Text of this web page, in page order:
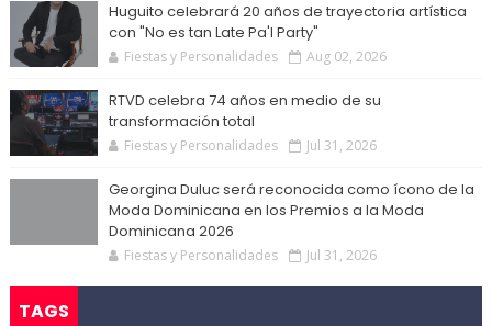
Huguito celebrará 20 años de trayectoria artística
con "No es tan Late Pa'l Party"
Fiestas y Personalidades Aug 02, 2026
RTVD celebra 74 años en medio de su
transformación total
Fiestas y Personalidades Jul 31, 2026
Georgina Duluc será reconocida como ícono de la
Moda Dominicana en los Premios a la Moda
Dominicana 2026
Fiestas y Personalidades Jul 31, 2026
TAGS